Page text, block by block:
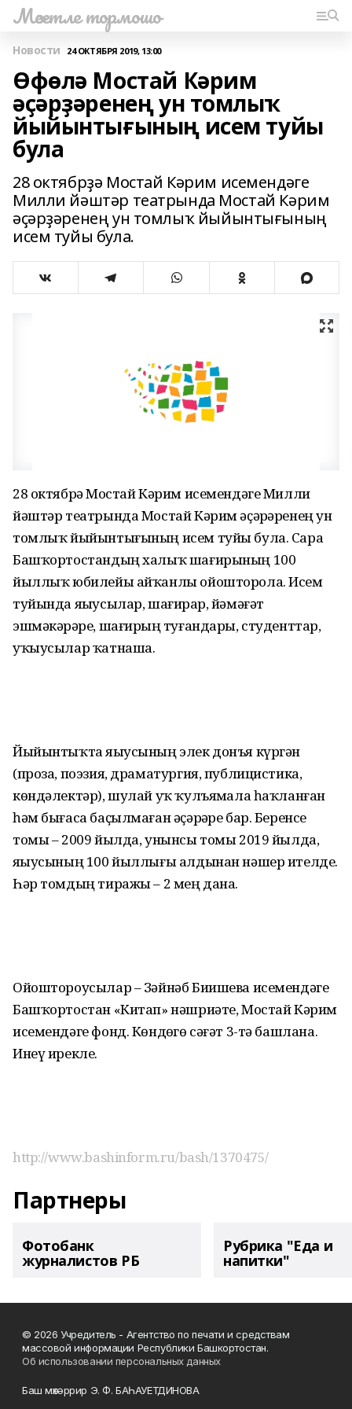
Мәсетле тормошо
Новости 24 ОКТЯБРЯ 2019, 13:00
Өфөлә Мостай Кәрим
әҫәрҙәренең ун томлыҡ
йыйынтығының исем туйы
була
28 октябрҙә Мостай Кәрим исемендәге
Милли йәштәр театрында Мостай Кәрим
әҫәрҙәренең ун томлыҡ йыйынтығының
исем туйы була.
28 октябрҙә Мостай Кәрим исемендәге Милли
йәштәр театрында Мостай Кәрим әҫәрҙәренең ун
томлыҡ йыйынтығының исем туйы була. Сара
Башҡортостандың халыҡ шағирының 100
йыллыҡ юбилейы айҡанлы ойошторола. Исем
туйында яҙыусылар, шағирҙар, йәмәғәт
эшмәкәрҙәре, шағирҙың туғандары, студенттар,
уҡыусылар ҡатнаша.
Йыйынтыҡта яҙыусының элек донъя күргән
(проза, поэзия, драматургия, публицистика,
көндәлектәр), шулай уҡ ҡулъяҙмала һаҡланған
һәм бығаса баҫылмаған әҫәрҙәре бар. Беренсе
томы – 2009 йылда, унынсы томы 2019 йылда,
яҙыусының 100 йыллығы алдынан нәшер ителде.
Һәр томдың тиражы – 2 мең дана.
Ойоштороусылар – Зәйнәб Биишева исемендәге
Башҡортостан «Китап» нәшриәте, Мостай Кәрим
исемендәге фонд. Көндөҙгө сәғәт 3-тә башлана.
Инеү ирекле.
http://www.bashinform.ru/bash/1370475/
Партнеры
Фотобанк
журналистов РБ
Рубрика "Еда и
напитки"
© 2026 Учредитель - Агентство по печати и средствам
массовой информации Республики Башкортостан.
Об использовании персональных данных
Баш мөхәррир Э. Ф. БАҺАУЕТДИНОВА